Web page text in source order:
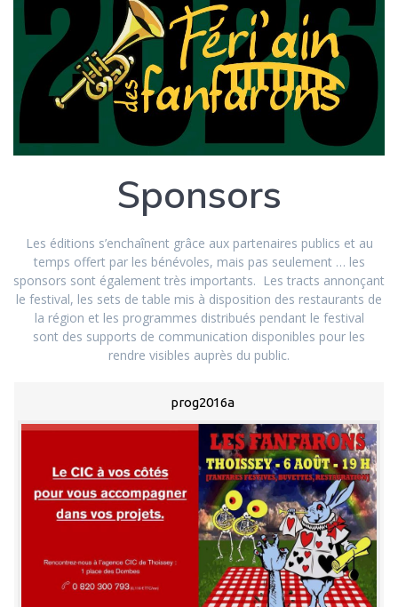
Sponsors
Les éditions s’enchaînent grâce aux partenaires publics et au
temps offert par les bénévoles, mais pas seulement … les
sponsors sont également très importants. Les tracts annonçant
le festival, les sets de table mis à disposition des restaurants de
la région et les programmes distribués pendant le festival
sont des supports de communication disponibles pour les
rendre visibles auprès du public.
prog2016a